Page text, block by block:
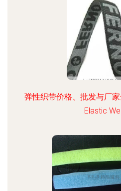
弹性织带价格、批发与厂
Elastic